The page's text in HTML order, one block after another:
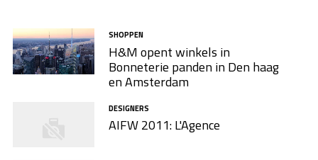
SHOPPEN
H&M opent winkels in
Bonneterie panden in Den haag
en Amsterdam
DESIGNERS
AIFW 2011: L'Agence